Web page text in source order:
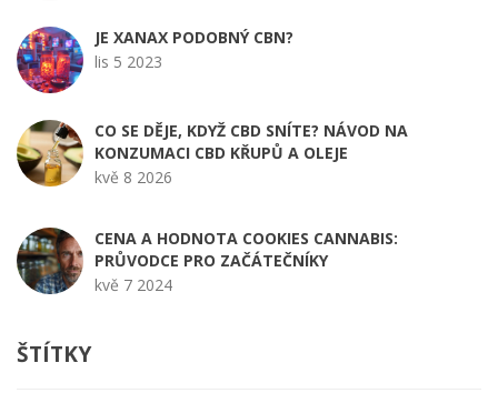
JE XANAX PODOBNÝ CBN?
lis 5 2023
CO SE DĚJE, KDYŽ CBD SNÍTE? NÁVOD NA
KONZUMACI CBD KŘUPŮ A OLEJE
kvě 8 2026
CENA A HODNOTA COOKIES CANNABIS:
PRŮVODCE PRO ZAČÁTEČNÍKY
kvě 7 2024
ŠTÍTKY